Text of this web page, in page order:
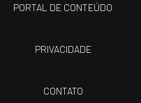
PORTAL DE CONTEÚDO
PRIVACIDADE
CONTATO